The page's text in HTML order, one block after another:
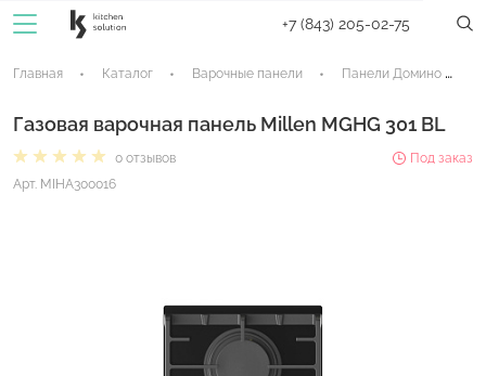
+7 (843) 205-02-75
Главная Каталог Варочные панели Панели Домино
Газовая варочная панель Millen MGHG 301 BL
0 отзывов
Под заказ
Арт. MIHA300016